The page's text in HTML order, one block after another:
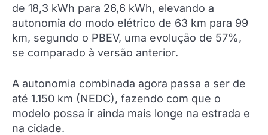
de 18,3 kWh para 26,6 kWh, elevando a
autonomia do modo elétrico de 63 km para 99
km, segundo o PBEV, uma evolução de 57%,
se comparado à versão anterior.
A autonomia combinada agora passa a ser de
até 1.150 km (NEDC), fazendo com que o
modelo possa ir ainda mais longe na estrada e
na cidade.